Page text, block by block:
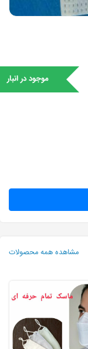
موجود در انبار
مشاهده همه محصولات